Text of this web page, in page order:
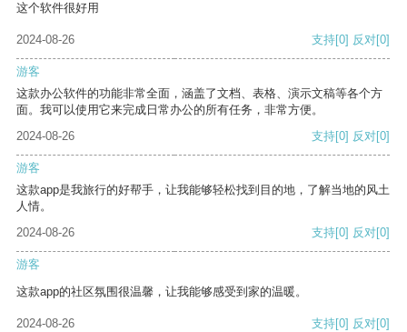
这个软件很好用
2024-08-26 支持[0] 反对[0]
游客
这款办公软件的功能非常全面，涵盖了文档、表格、演示文稿等各个方
面。我可以使用它来完成日常办公的所有任务，非常方便。
2024-08-26
支持[0] 反对[0]
游客
这款app是我旅行的好帮手，让我能够轻松找到目的地，了解当地的风土
人情。
2024-08-26
支持[0] 反对[0]
游客
这款app的社区氛围很温馨，让我能够感受到家的温暖。
2024-08-26 支持[0] 反对[0]